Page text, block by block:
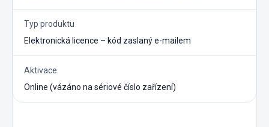
Typ produktu
Elektronická licence – kód zaslaný e-mailem
Aktivace
Online (vázáno na sériové číslo zařízení)